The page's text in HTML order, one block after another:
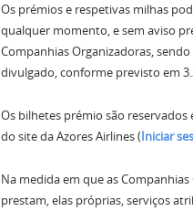
Os prémios e respetivas milhas
qualquer momento, e sem aviso
Companhias Organizadoras,
divulgado, conforme previsto em
Os bilhetes prémio são reservados
do site da Azores Airlines (Iniciar
Na medida em que as
prestam, elas próprias, serviços